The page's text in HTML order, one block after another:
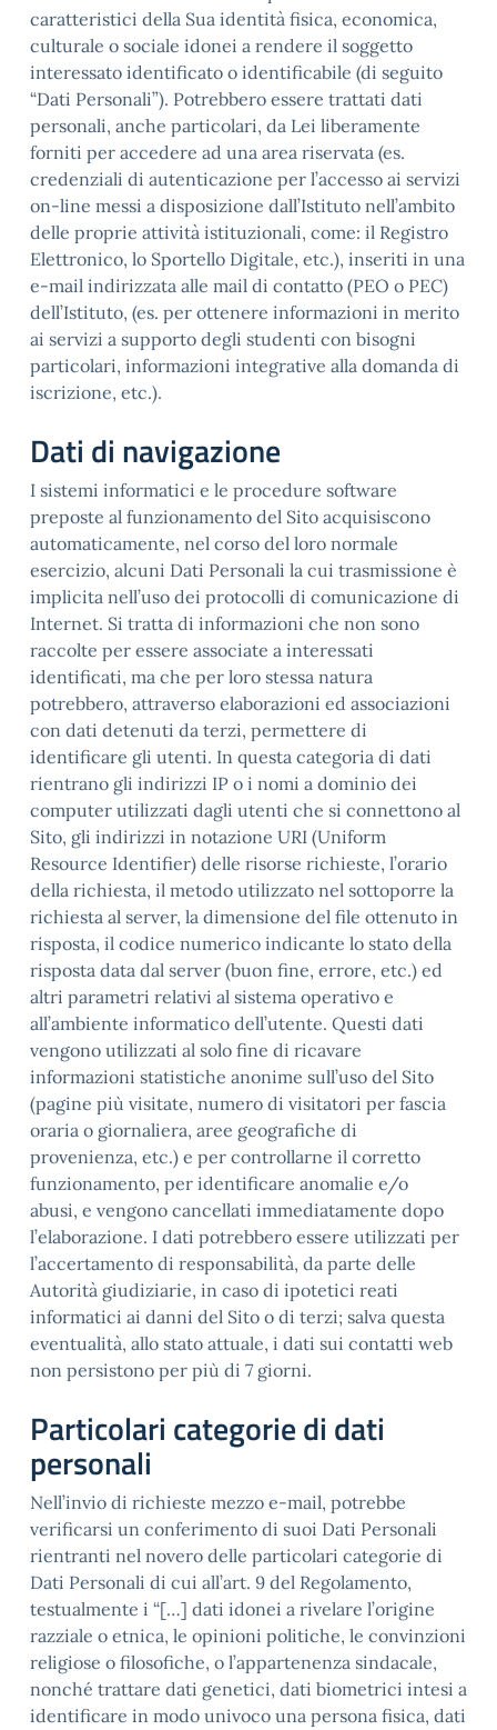
caratteristici della Sua identità fisica, economica,
culturale o sociale idonei a rendere il soggetto
interessato identificato o identificabile (di seguito
“Dati Personali”). Potrebbero essere trattati dati
personali, anche particolari, da Lei liberamente
forniti per accedere ad una area riservata (es.
credenziali di autenticazione per l’accesso ai servizi
on-line messi a disposizione dall’Istituto nell’ambito
delle proprie attività istituzionali, come: il Registro
Elettronico, lo Sportello Digitale, etc.), inseriti in una
e-mail indirizzata alle mail di contatto (PEO o PEC)
dell’Istituto, (es. per ottenere informazioni in merito
ai servizi a supporto degli studenti con bisogni
particolari, informazioni integrative alla domanda di
iscrizione, etc.).
Dati di navigazione
I sistemi informatici e le procedure software
preposte al funzionamento del Sito acquisiscono
automaticamente, nel corso del loro normale
esercizio, alcuni Dati Personali la cui trasmissione è
implicita nell’uso dei protocolli di comunicazione di
Internet. Si tratta di informazioni che non sono
raccolte per essere associate a interessati
identificati, ma che per loro stessa natura
potrebbero, attraverso elaborazioni ed associazioni
con dati detenuti da terzi, permettere di
identificare gli utenti. In questa categoria di dati
rientrano gli indirizzi IP o i nomi a dominio dei
computer utilizzati dagli utenti che si connettono al
Sito, gli indirizzi in notazione URI (Uniform
Resource Identifier) delle risorse richieste, l’orario
della richiesta, il metodo utilizzato nel sottoporre la
richiesta al server, la dimensione del file ottenuto in
risposta, il codice numerico indicante lo stato della
risposta data dal server (buon fine, errore, etc.) ed
altri parametri relativi al sistema operativo e
all’ambiente informatico dell’utente. Questi dati
vengono utilizzati al solo fine di ricavare
informazioni statistiche anonime sull’uso del Sito
(pagine più visitate, numero di visitatori per fascia
oraria o giornaliera, aree geografiche di
provenienza, etc.) e per controllarne il corretto
funzionamento, per identificare anomalie e/o
abusi, e vengono cancellati immediatamente dopo
l’elaborazione. I dati potrebbero essere utilizzati per
l’accertamento di responsabilità, da parte delle
Autorità giudiziarie, in caso di ipotetici reati
informatici ai danni del Sito o di terzi; salva questa
eventualità, allo stato attuale, i dati sui contatti web
non persistono per più di 7 giorni.
Particolari categorie di dati
personali
Nell’invio di richieste mezzo e-mail, potrebbe
verificarsi un conferimento di suoi Dati Personali
rientranti nel novero delle particolari categorie di
Dati Personali di cui all’art. 9 del Regolamento,
testualmente i “[…] dati idonei a rivelare l’origine
razziale o etnica, le opinioni politiche, le convinzioni
religiose o filosofiche, o l’appartenenza sindacale,
nonché trattare dati genetici, dati biometrici intesi a
identificare in modo univoco una persona fisica, dati